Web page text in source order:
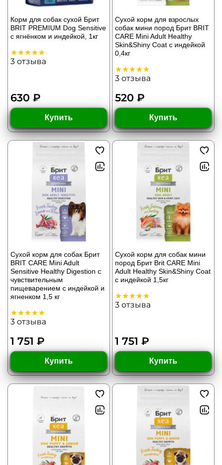
Корм для собак сухой Брит
BRIT PREMIUM Dog Sensitive
с ягнёнком и индейкой, 1кг
3 отзыва
630 ₽
Купить
Сухой корм для взрослых
cобак мини пород Брит BRIT
CARE Mini Adult Healthy
Skin&Shiny Coat с индейкой
0,4кг
3 отзыва
520 ₽
Купить
Сухой корм для собак Брит
BRIT CARE Mini Adult
Sensitive Healthy Digestion с
чувствительным
пищеварением с индейкой и
ягненком 1,5 кг
3 отзыва
1 751 ₽
Купить
Сухой корм для собак мини
пород Брит Brit CARE Mini
Adult Healthy Skin&Shiny Coat
с индейкой 1,5кг
3 отзыва
1 751 ₽
Купить